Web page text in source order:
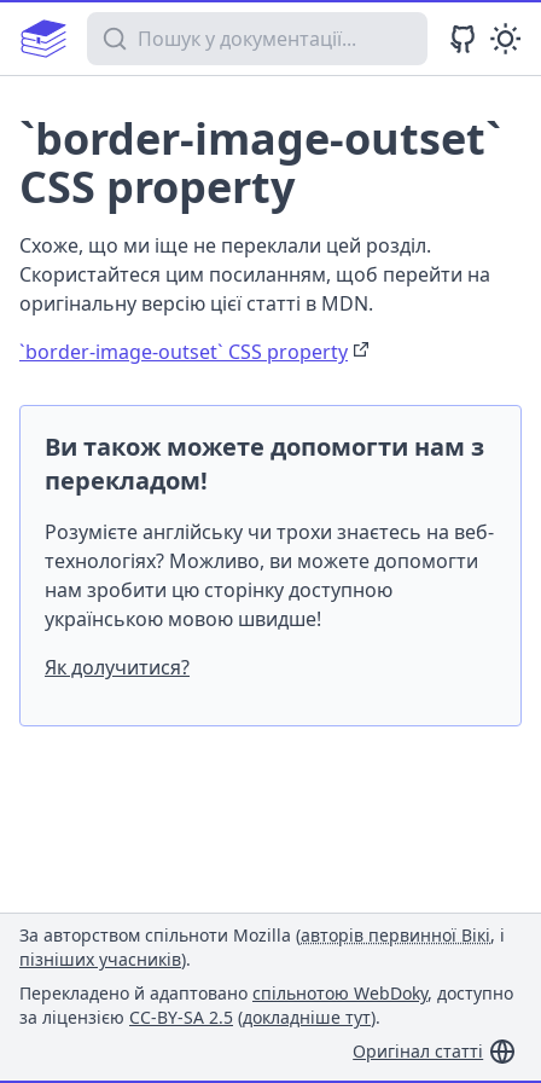
Пошук у документації
`border-image-outset`
CSS property
Схоже, що ми іще не переклали цей розділ.
Скористайтеся цим посиланням, щоб перейти на
оригінальну версію цієї статті в MDN.
`border-image-outset` CSS property
Ви також можете допомогти нам з
перекладом!
Розумієте англійську чи трохи знаєтесь на веб-
технологіях? Можливо, ви можете допомогти
нам зробити цю сторінку доступною
українською мовою швидше!
Як долучитися?
За авторством спільноти Mozilla (авторів первинної Вікі, і
пізніших учасників).
Перекладено й адаптовано спільнотою WebDoky, доступно
за ліцензією CC-BY-SA 2.5 (докладніше тут).
Оригінал статті